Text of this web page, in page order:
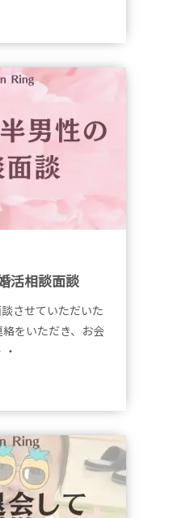
活相談面談
させていただいた
をいただき、お会